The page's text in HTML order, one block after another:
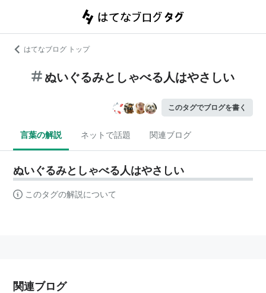
はてなブログ トップ
ぬいぐるみとしゃべる人はやさしい
このタグでブログを書く
言葉の解説 ネットで話題 関連ブログ
ぬいぐるみとしゃべる人はやさしい
このタグの解説について
関連ブログ